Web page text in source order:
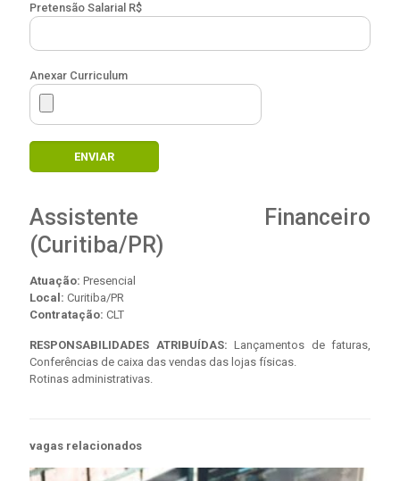
Pretensão Salarial R$
Anexar Curriculum
Assistente Financeiro
(Curitiba/PR)
Atuação: Presencial
Local: Curitiba/PR
Contratação: CLT
RESPONSABILIDADES ATRIBUÍDAS: Lançamentos de faturas,
Conferências de caixa das vendas das lojas físicas.
Rotinas administrativas.
vagas relacionados